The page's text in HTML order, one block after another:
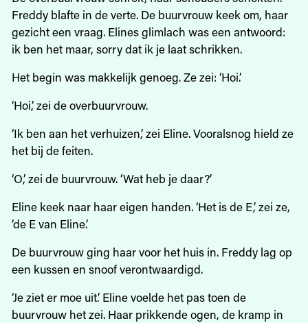
Freddy blafte in de verte. De buurvrouw keek om, haar
gezicht een vraag. Elines glimlach was een antwoord:
ik ben het maar, sorry dat ik je laat schrikken.
Het begin was makkelijk genoeg. Ze zei: ‘Hoi.’
‘Hoi,’ zei de overbuurvrouw.
‘Ik ben aan het verhuizen,’ zei Eline. Vooralsnog hield ze
het bij de feiten.
‘O,’ zei de buurvrouw. ‘Wat heb je daar?’
Eline keek naar haar eigen handen. ‘Het is de E,’ zei ze,
‘de E van Eline.’
De buurvrouw ging haar voor het huis in. Freddy lag op
een kussen en snoof verontwaardigd.
‘Je ziet er moe uit.’ Eline voelde het pas toen de
buurvrouw het zei. Haar prikkende ogen, de kramp in